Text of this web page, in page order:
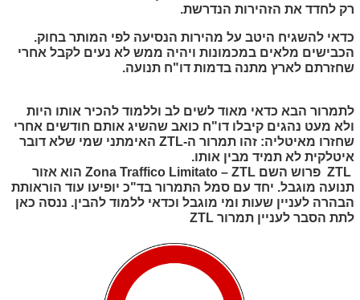
רק לחדד את הזהירות הנדרשת.
כדאי להשגיח היטב על מהירות הנסיעה לפי המותר בחוק.
הכבישים מלאים במכמונות ויהיה ממש לא נעים לקבל אחרי
שחזרתם לארץ מתנה בדמות דו"ח תנועה.
לתמרור הבא כדאי מאוד לשים לב וללמוד להכיר אותו היות
ולא מעט נהגים קיבלו דו"ח כואב שהשיג אותם חודשים אחרי
שחזרו מאיטליה: זהו תמרור ה-ZTLהאימתני שמי שלא דובר
איטלקית לא תמיד מבין אותו.
ZTLפרוש השם Zona Traffico Limitato – ZTLהוא אזור
תנועה מוגבל. יחד עם סמל התמרור בד"כ יופיעו עוד הוראותת
הבהרה לעניין שעות ומי מוגבל וכדאי ללמוד להבין. ננסה כאן
לתת הסבר לעניין תמרור ZTL